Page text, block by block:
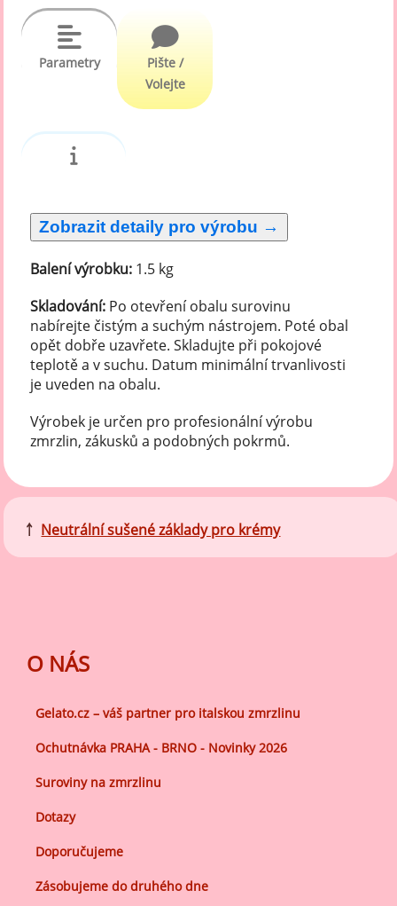
Parametry
Pište /
Volejte
Balení výrobku: 1.5 kg
Skladování: Po otevření obalu surovinu
nabírejte čistým a suchým nástrojem. Poté obal
opět dobře uzavřete. Skladujte při pokojové
teplotě a v suchu. Datum minimální trvanlivosti
je uveden na obalu.
Výrobek je určen pro profesionální výrobu
zmrzlin, zákusků a podobných pokrmů.
￪ Neutrální sušené základy pro krémy
O NÁS
Gelato.cz – váš partner pro italskou zmrzlinu
Ochutnávka PRAHA - BRNO - Novinky 2026
Suroviny na zmrzlinu
Dotazy
Doporučujeme
Zásobujeme do druhého dne